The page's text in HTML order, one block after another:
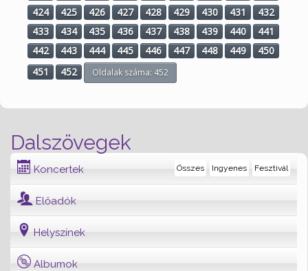
Dalszövegek
Koncertek Fesztivál
Ingyenes
Összes
Előadók
Helyszínek
Albumok
424
425 426 427 428 429 430 431
432
433
434 435 436 437 438 439 440
441
442
443 444 445 446 447 448 449
450
451
452 Oldalak száma: 452